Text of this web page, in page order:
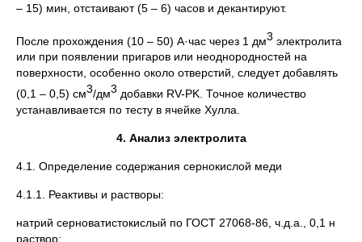
– 15) мин, отстаивают (5 – 6) часов и декантируют.
После прохождения (10 – 50) А·час через 1 дм3 электролита
или при появлении пригаров или неоднородностей на
поверхности, особенно около отверстий, следует добавлять
(0,1 – 0,5) см3/дм3 добавки RV-PK. Точное количество
устанавливается по тесту в ячейке Хулла.
4. Анализ электролита
4.1. Определение содержания сернокислой меди
4.1.1. Реактивы и растворы:
натрий серноватистокислый по ГОСТ 27068-86, ч.д.а., 0,1 н
раствор;